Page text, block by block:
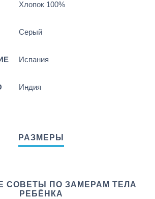
Хлопок 100%
Серый
Испания
Индия
СОВЕТЫ ПО ЗАМЕРАМ ТЕЛА
РЕБЁНКА